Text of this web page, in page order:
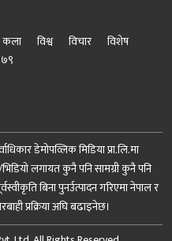
कला विश्व विचार
विशेष
डेमोपव्लिक मिडिया प्रा.लि.मा
लगायत कुनै पनि सामग्री कुनै पनि
बिना पुनर्उत्पादन गरिएमा नेपाल र
प्रक्रिया अघि बढाइनेछ।